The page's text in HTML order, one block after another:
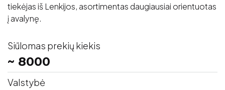
tiekėjas iš Lenkijos, asortimentas daugiausiai orientuotas
į avalynę.
Siūlomas prekių kiekis
~ 8000
Valstybė